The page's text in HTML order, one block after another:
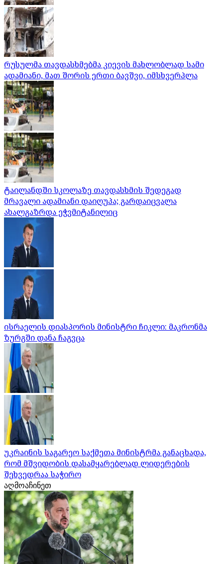
რუსულმა თავდასხმებმა კიევის მახლობლად სამი
ადამიანი, მათ შორის ერთი ბავშვი, იმსხვერპლა
ტაილანდში სკოლაზე თავდასხმის შედეგად
მრავალი ადამიანი დაიღუპა; გარდაიცვალა
ახალგაზრდა ეჭვმიტანილიც
ისრაელის დიასპორის მინისტრი ჩიკლი: მაკრონმა
ზურგში დანა ჩაგვცა
უკრაინის საგარეო საქმეთა მინისტრმა განაცხადა,
რომ მშვიდობის დასამყარებლად ლიდერების
შეხვედრაა საჭირო
აღმოაჩინეთ